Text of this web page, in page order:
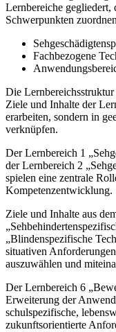
Lernbereiche
Schwerpunkten
Fachbezogene
Die
Ziele und Inhalte der
erarbeiten, sondern in
verknüpfen.
Der Lernbereich 1
der Lernbereich 2
spielen eine zentrale
Kompetenzentwicklung.
Ziele und Inhalte aus
„Blindenspezifische
situativen
auszuwählen und
Der Lernbereich 6
Erweiterung der
schulspezifische,
zukunftsorientierte